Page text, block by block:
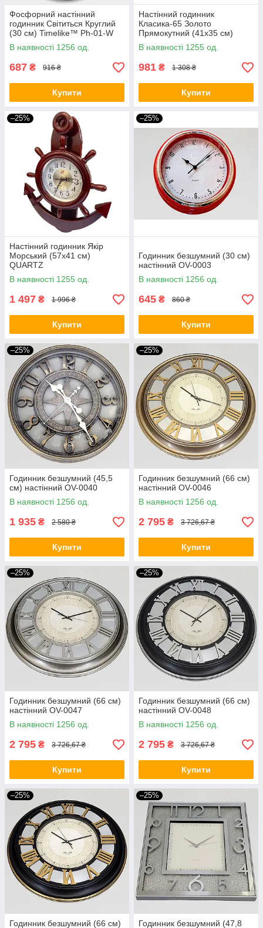
Фосфорний настінний
годинник Світиться Круглий
(30 см) Timelike™ Ph-01-W
білий
В наявності 1256 од.
687 ₴ 916 ₴
Купити
Настінний годинник
Класика-65 Золото
Прямокутний (41х35 cм)
В наявності 1255 од.
981 ₴ 1 308 ₴
Купити
–25%
Настінний годинник Якір
Морський (57х41 см)
QUARTZ
В наявності 1255 од.
1 497 ₴ 1 996 ₴
Купити
–25%
Годинник безшумний (30 см)
настінний OV-0003
В наявності 1256 од.
645 ₴ 860 ₴
Купити
–25%
Годинник безшумний (45,5
см) настінний OV-0040
В наявності 1256 од.
1 935 ₴ 2 580 ₴
Купити
–25%
Годинник безшумний (66 см)
настінний OV-0046
В наявності 1256 од.
2 795 ₴ 3 726,67 ₴
Купити
–25%
Годинник безшумний (66 см)
настінний OV-0047
В наявності 1256 од.
2 795 ₴ 3 726,67 ₴
Купити
–25%
Годинник безшумний (66 см)
настінний OV-0048
В наявності 1256 од.
2 795 ₴ 3 726,67 ₴
Купити
–25%
Годинник безшумний (66 см)
–25%
Годинник безшумний (47,8